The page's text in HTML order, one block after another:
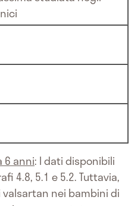
6 anni: I dati disponibili
4.8, 5.1 e 5.2. Tuttavia,
nei bambini di